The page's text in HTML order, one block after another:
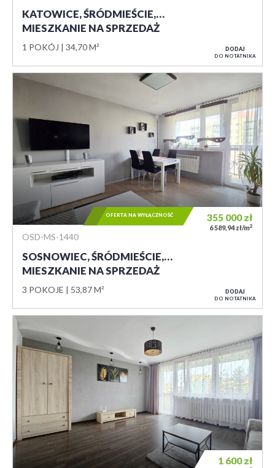
KATOWICE, ŚRÓDMIEŚCIE,…
MIESZKANIE NA SPRZEDAŻ
1 POKÓJ 34,70 M² DODAJ
DO NOTATNIKA
OSD-MS-1440
SOSNOWIEC, ŚRÓDMIEŚCIE,…
MIESZKANIE NA SPRZEDAŻ
3 POKOJE 53,87 M²
355 000zł
6 589,94 zł/m2
OFERTA NA WYŁĄCZNOŚĆ
DODAJ
DO NOTATNIKA
1 600zł